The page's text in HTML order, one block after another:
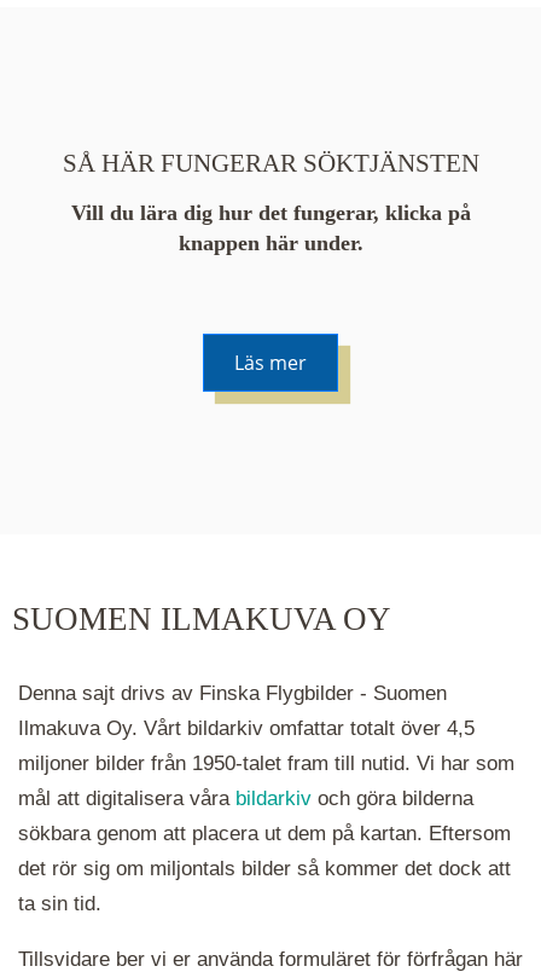
SÅ HÄR FUNGERAR SÖKTJÄNSTEN
Vill du lära dig hur det fungerar, klicka på
knappen här under.
Läs mer
hålla ned ctrl-tangenten och scrolla.
SUOMEN ILMAKUVA OY
Denna sajt drivs av Finska Flygbilder - Suomen
Ilmakuva Oy. Vårt bildarkiv omfattar totalt över 4,5
miljoner bilder från 1950-talet fram till nutid. Vi har som
mål att digitalisera våra bildarkiv och göra bilderna
sökbara genom att placera ut dem på kartan. Eftersom
det rör sig om miljontals bilder så kommer det dock att
ta sin tid.
Tillsvidare ber vi er använda formuläret för förfrågan här